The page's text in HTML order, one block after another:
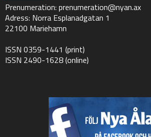
Prenumeration: prenumeration@nyan.ax
Adress: Norra Esplanadgatan 1
22100 Mariehamn
ISSN 0359-1441 (print)
ISSN 2490-1628 (online)